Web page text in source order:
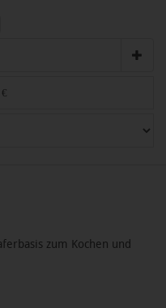
€
zum Kochen und